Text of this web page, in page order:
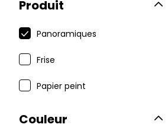
Produit
Panoramiques
Frise
Papier peint
Couleur